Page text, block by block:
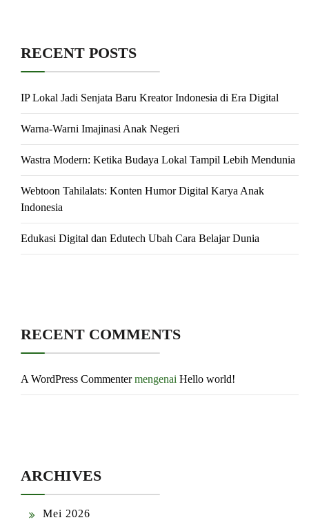
RECENT POSTS
IP Lokal Jadi Senjata Baru Kreator Indonesia di Era Digital
Warna-Warni Imajinasi Anak Negeri
Wastra Modern: Ketika Budaya Lokal Tampil Lebih Mendunia
Webtoon Tahilalats: Konten Humor Digital Karya Anak
Indonesia
Edukasi Digital dan Edutech Ubah Cara Belajar Dunia
RECENT COMMENTS
A WordPress Commentermengenai Hello world!
ARCHIVES
Mei 2026